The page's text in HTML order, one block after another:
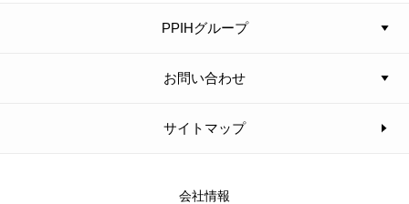
PPIHグループ
お問い合わせ
サイトマップ
会社情報